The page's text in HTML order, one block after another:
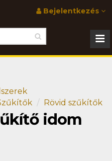
Bejelentkezés
Rövid szűkítők
idom